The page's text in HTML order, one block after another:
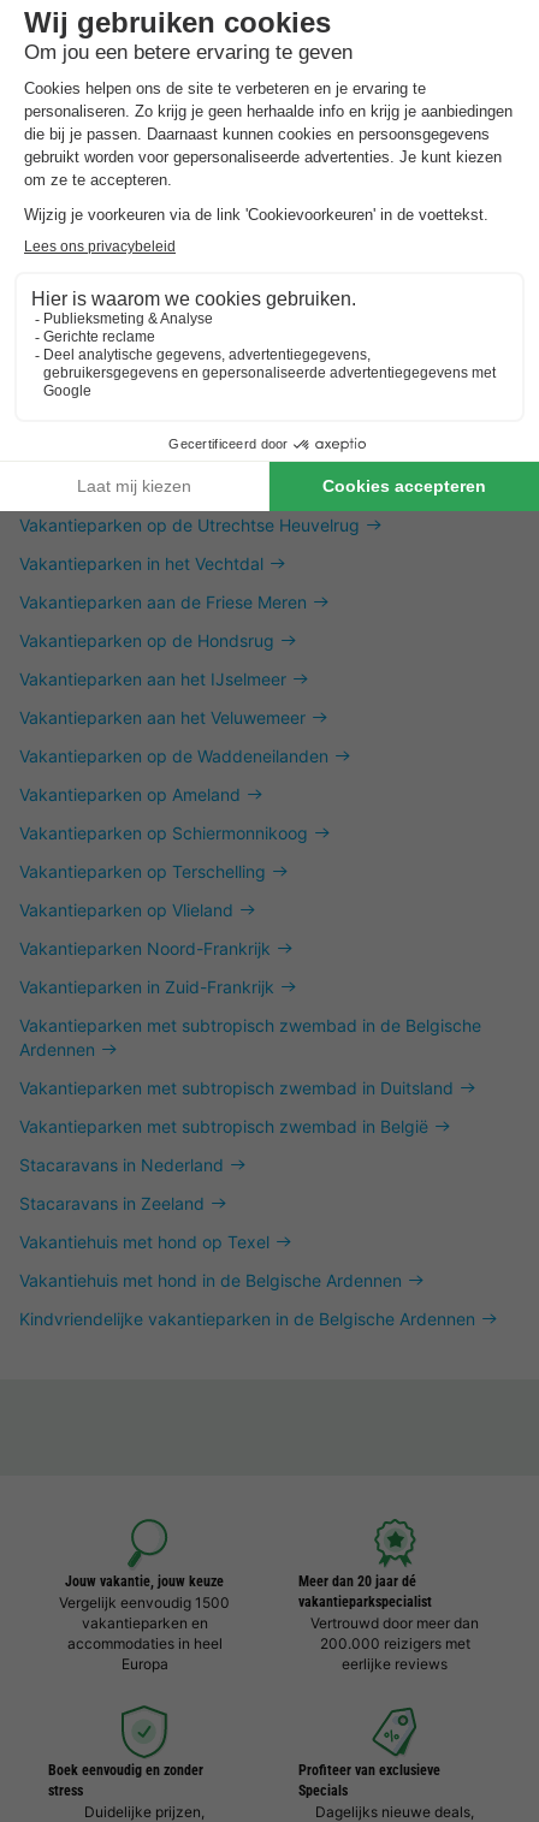
Dit is ook interessant
Vakantieparken in de Achterhoek
Vakantieparken in Twente
Vakantieparken op de Utrechtse Heuvelrug
Vakantieparken in het Vechtdal
Vakantieparken aan de Friese Meren
Vakantieparken op de Hondsrug
Vakantieparken aan het IJselmeer
Vakantieparken aan het Veluwemeer
Vakantieparken op de Waddeneilanden
Vakantieparken op Ameland
Vakantieparken op Schiermonnikoog
Vakantieparken op Terschelling
Vakantieparken op Vlieland
Vakantieparken Noord-Frankrijk
Vakantieparken in Zuid-Frankrijk
Vakantieparken met subtropisch zwembad in de Belgische
Ardennen
Vakantieparken met subtropisch zwembad in Duitsland
Vakantieparken met subtropisch zwembad in België
Stacaravans in Nederland
Stacaravans in Zeeland
Vakantiehuis met hond op Texel
Vakantiehuis met hond in de Belgische Ardennen
Kindvriendelijke vakantieparken in de Belgische Ardennen
Jouw vakantie, jouw keuze
Vergelijk eenvoudig 1500
vakantieparken en
accommodaties in heel
Europa
Meer dan 20 jaar dé
vakantieparkspecialist
Vertrouwd door meer dan
200.000 reizigers met
eerlijke reviews
Boek eenvoudig en zonder
stress
Duidelijke prijzen,
Profiteer van exclusieve
Specials
Dagelijks nieuwe deals,